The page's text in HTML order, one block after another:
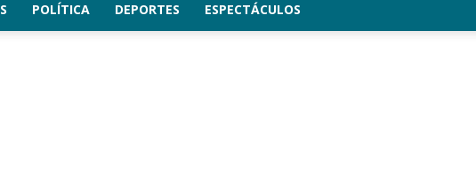
POLÍTICA DEPORTES ESPECTÁCULOS